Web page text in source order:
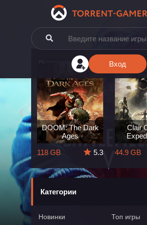
Вход
The
5.7
DOOM: The Dark
Ages
118 GB
5.3
Clair
44.9 GB
Категории
Новинки
Топ игры